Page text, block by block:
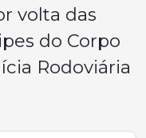
volta das
do Corpo
Rodoviária